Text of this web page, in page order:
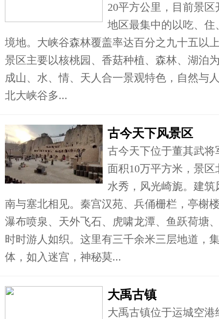
20平方公里，目前景
地区最集中的以吃、
境地。大峡谷森林覆盖率达百分之九十五以
景区主要以核桃园、香菇种植、森林、湖泊
成山、水、情、天人合一景观特色，自然与
北大峡谷多...
古今天下风景区
古今天下位于董其武
面积10万平方米，景
水秀，风光崎旎。建
南与塞北相见。秦宫汉苑、兵俑栅栏，亭榭
瀑布喷泉、天外飞石、虎啸龙潭、鱼跃荷塘
时时游人如织。这里有三千余米三层地道，
体，如入迷宫，神秘莫...
大禹古镇
大禹古镇位于运城空